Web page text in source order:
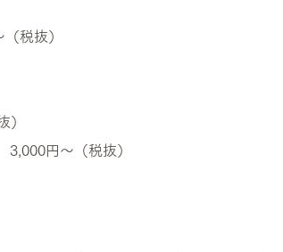
税抜）
）
円〜（税抜）